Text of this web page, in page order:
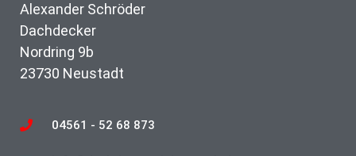
Alexander Schröder
Dachdecker
Nordring 9b
23730 Neustadt
04561 - 52 68 873